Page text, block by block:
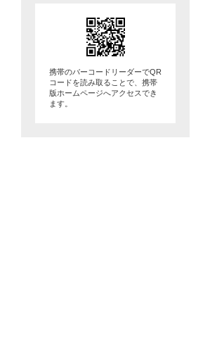
携帯のバーコードリーダーでQR
コードを読み取ることで、携帯
版ホームページへアクセスでき
ます。